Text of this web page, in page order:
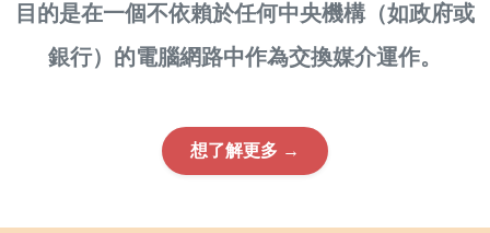
目的是在一個不依賴於任何中央機構（如政府或
銀行）的電腦網路中作為交換媒介運作。
想了解更多 →